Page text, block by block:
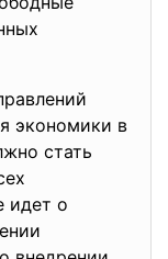
экономики в
стать
идет о